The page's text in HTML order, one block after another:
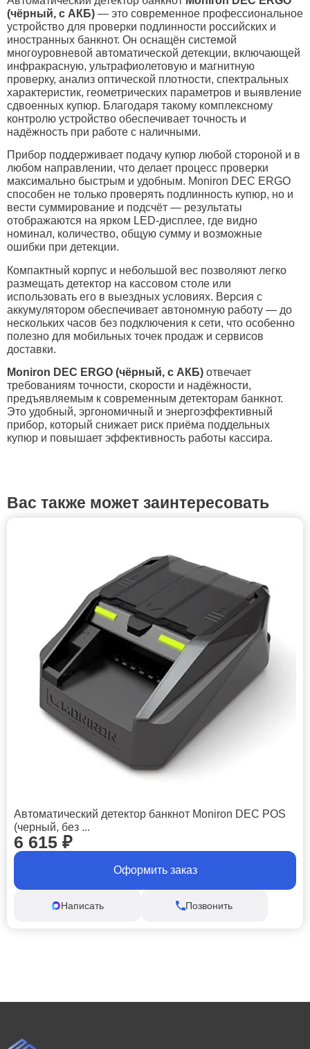
(чёрный, с АКБ) — это современное профессиональное
устройство для проверки подлинности российских и
иностранных банкнот. Он оснащён системой
многоуровневой автоматической детекции, включающей
инфракрасную, ультрафиолетовую и магнитную
проверку, анализ оптической плотности, спектральных
характеристик, геометрических параметров и выявление
сдвоенных купюр. Благодаря такому комплексному
контролю устройство обеспечивает точность и
надёжность при работе с наличными.
Прибор поддерживает подачу купюр любой стороной и в
любом направлении, что делает процесс проверки
максимально быстрым и удобным. Moniron DEC ERGO
способен не только проверять подлинность купюр, но и
вести суммирование и подсчёт — результаты
отображаются на ярком LED-дисплее, где видно
номинал, количество, общую сумму и возможные
ошибки при детекции.
Компактный корпус и небольшой вес позволяют легко
размещать детектор на кассовом столе или
использовать его в выездных условиях. Версия с
аккумулятором обеспечивает автономную работу — до
нескольких часов без подключения к сети, что особенно
полезно для мобильных точек продаж и сервисов
доставки.
Moniron DEC ERGO (чёрный, с АКБ) отвечает
требованиям точности, скорости и надёжности,
предъявляемым к современным детекторам банкнот.
Это удобный, эргономичный и энергоэффективный
прибор, который снижает риск приёма поддельных
купюр и повышает эффективность работы кассира.
Вас также может заинтересовать
Автоматический детектор банкнот Moniron DEC POS
(черный, без ...
6 615 ₽
Оформить заказ
Написать Позвонить